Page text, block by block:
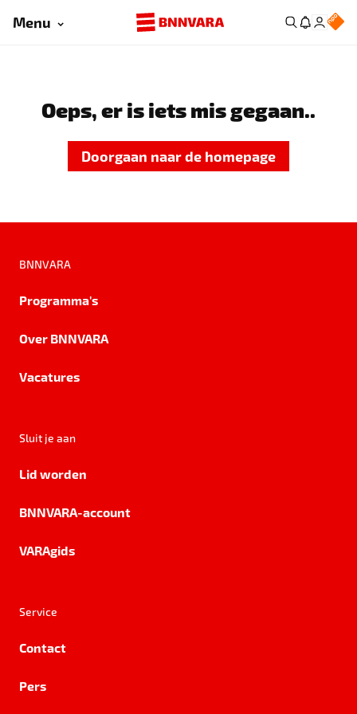
Menu
Oeps, er is iets mis gegaan..
Doorgaan naar de homepage
BNNVARA
Programma's
Over BNNVARA
Vacatures
Sluit je aan
Lid worden
BNNVARA-account
VARAgids
Service
Contact
Pers